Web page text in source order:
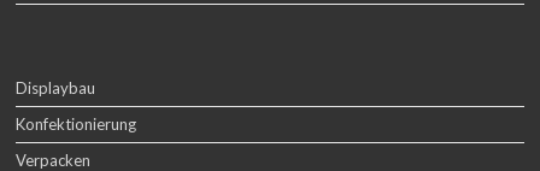
Displaybau
Konfektionierung
Verpacken